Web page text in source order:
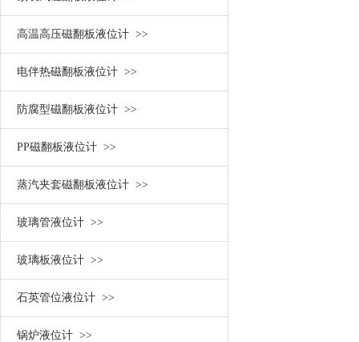
高温高压磁翻板液位计 >>
电伴热磁翻板液位计 >>
防腐型磁翻板液位计 >>
PP磁翻板液位计 >>
蒸汽夹套磁翻板液位计 >>
玻璃管液位计 >>
玻璃板液位计 >>
石英管位液位计 >>
锅炉液位计 >>